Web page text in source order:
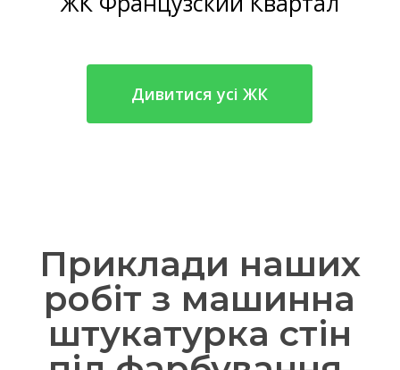
Дивитися усі ЖК
Приклади наших
робіт з машинна
штукатурка стін